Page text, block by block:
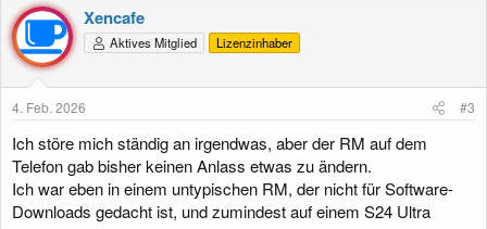
Xencafe
Aktives Mitglied Lizenzinhaber
4. Feb. 2026 #3
Ich störe mich ständig an irgendwas, aber der RM auf dem
Telefon gab bisher keinen Anlass etwas zu ändern.
Ich war eben in einem untypischen RM, der nicht für Software-
Downloads gedacht ist, und zumindest auf einem S24 Ultra